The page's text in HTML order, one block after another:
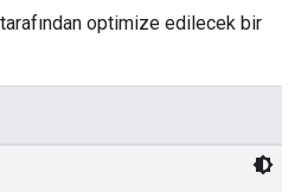
tarafından optimize edilecek bir